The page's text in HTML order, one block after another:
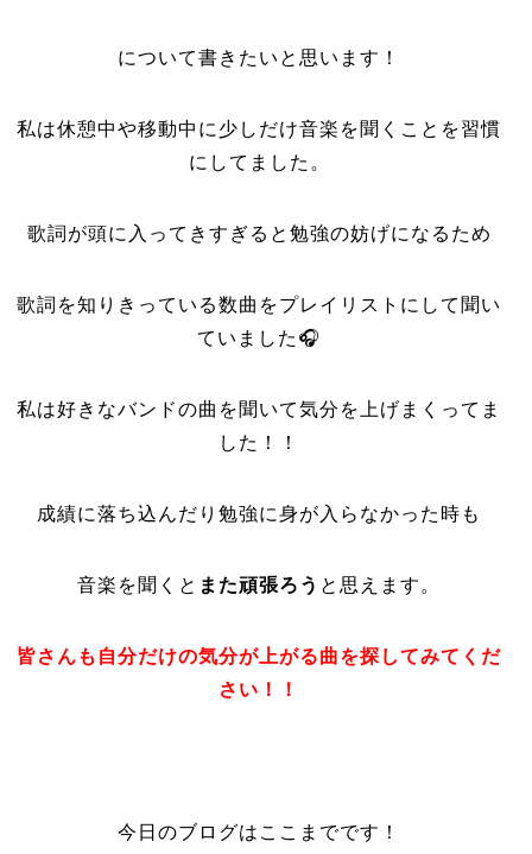
について書きたいと思います！
私は休憩中や移動中に少しだけ音楽を聞くことを習慣
にしてました。
歌詞が頭に入ってきすぎると勉強の妨げになるため
歌詞を知りきっている数曲をプレイリストにして聞い
ていました🎧
私は好きなバンドの曲を聞いて気分を上げまくってま
した！！
成績に落ち込んだり勉強に身が入らなかった時も
音楽を聞くと また頑張ろう と思えます。
皆さんも自分だけの気分が上がる曲を探してみてくだ
さい！！
今日のブログはここまでです！